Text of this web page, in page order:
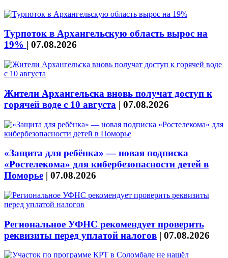
Турпоток в Архангельскую область вырос на
19% | 07.08.2026
Жители Архангельска вновь получат доступ к
горячей воде с 10 августа | 07.08.2026
«Защита для ребёнка» — новая подписка
«Ростелекома» для кибербезопасности детей в
Поморье | 07.08.2026
Региональное УФНС рекомендует проверить
реквизиты перед уплатой налогов | 07.08.2026